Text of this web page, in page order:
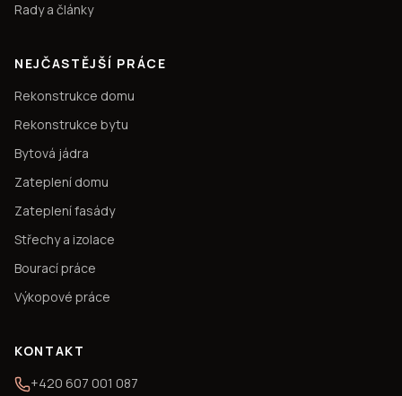
Rady a články
NEJČASTĚJŠÍ PRÁCE
Rekonstrukce domu
Rekonstrukce bytu
Bytová jádra
Zateplení domu
Zateplení fasády
Střechy a izolace
Bourací práce
Výkopové práce
KONTAKT
+420 607 001 087